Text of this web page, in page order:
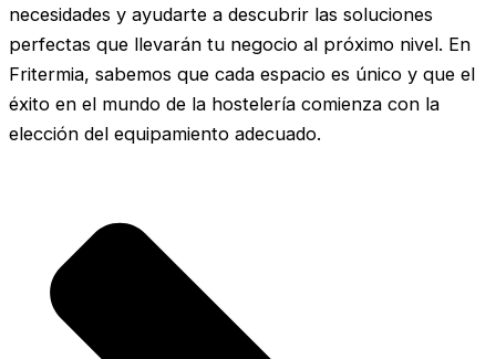
necesidades y ayudarte a descubrir las soluciones
perfectas que llevarán tu negocio al próximo nivel. En
Fritermia, sabemos que cada espacio es único y que el
éxito en el mundo de la hostelería comienza con la
elección del equipamiento adecuado.